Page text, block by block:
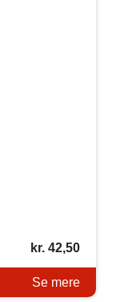
kr.42,50
Se mere